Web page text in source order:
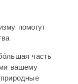
помогут
часть
вашему